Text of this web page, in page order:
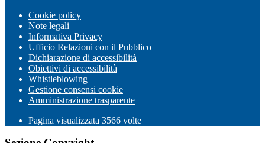
Cookie policy
Note legali
Informativa Privacy
Ufficio Relazioni con il Pubblico
Dichiarazione di accessibilità
Obiettivi di accessibilità
Whistleblowing
Gestione consensi cookie
Amministrazione trasparente
Pagina visualizzata 3566 volte